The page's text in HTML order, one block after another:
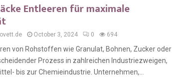
Entleeren für maximale
October 3, 2024 0 694
von Rohstoffen wie Granulat, Bohnen, Zucker oder
Prozess in zahlreichen Industriezweigen,
bis zur Chemieindustrie. Unternehmen,...